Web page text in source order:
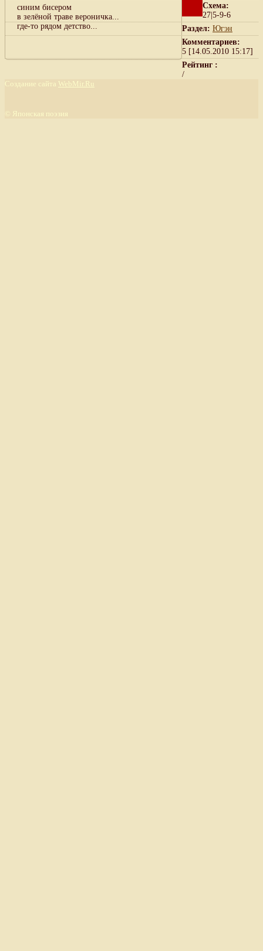
синим бисером
в зелёной траве вероничка...
где-то рядом детство...
Схема:
27|5-9-6
Раздел: Югэн
Комментариев:
5 [14.05.2010 15:17]
Рейтинг :
/
Создание сайта WebMir.Ru
Японская поэзия